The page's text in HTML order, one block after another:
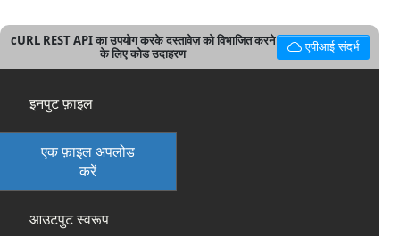
cURL REST API का उपयोग करके दस्तावेज़ को विभाजित करने
के लिए कोड उदाहरण
एपीआई संदर्भ
इनपुट फ़ाइल
एक फ़ाइल अपलोड
करें
आउटपुट स्वरूप